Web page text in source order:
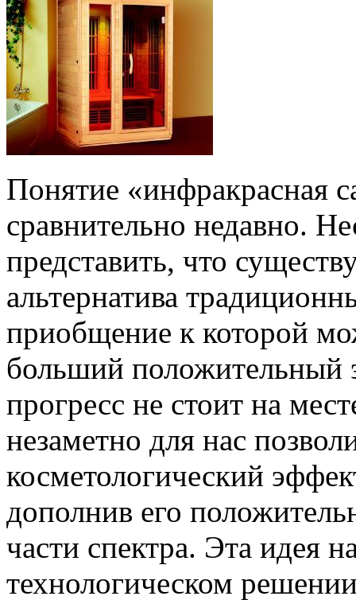
Понятие «инфракрасная
сравнительно недавно.
представить, что
альтернатива
приобщение к которой
больший положительный
прогресс не стоит на
незаметно для нас
косметологический
дополнив его
части спектра. Эта идея
технологическом